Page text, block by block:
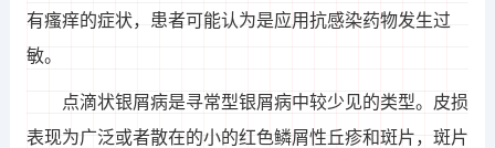
有瘙痒的症状，患者可能认为是应用抗感染药物发生过
敏。
点滴状银屑病是寻常型银屑病中较少见的类型。皮损
表现为广泛或者散在的小的红色鳞屑性丘疹和斑片，斑片